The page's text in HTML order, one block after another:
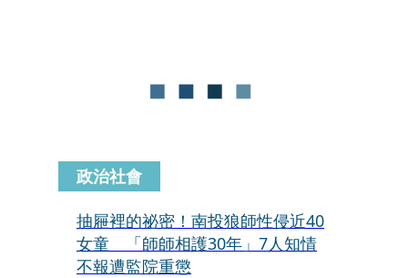
政治社會
抽屜裡的祕密！南投狼師性侵近40
女童 「師師相護30年」7人知情
不報遭監院重懲